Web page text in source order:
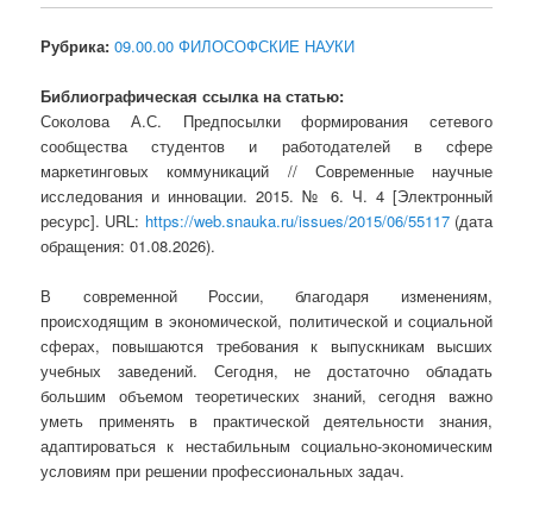
Рубрика: 09.00.00 ФИЛОСОФСКИЕ НАУКИ
Библиографическая ссылка на статью:
Соколова А.С. Предпосылки формирования сетевого
сообщества студентов и работодателей в сфере
маркетинговых коммуникаций // Современные научные
исследования и инновации. 2015. № 6. Ч. 4 [Электронный
ресурс]. URL: https://web.snauka.ru/issues/2015/06/55117(дата
обращения: 01.08.2026).
В современной России, благодаря изменениям,
происходящим в экономической, политической и социальной
сферах, повышаются требования к выпускникам высших
учебных заведений. Сегодня, не достаточно обладать
большим объемом теоретических знаний, сегодня важно
уметь применять в практической деятельности знания,
адаптироваться к нестабильным социально-экономическим
условиям при решении профессиональных задач.